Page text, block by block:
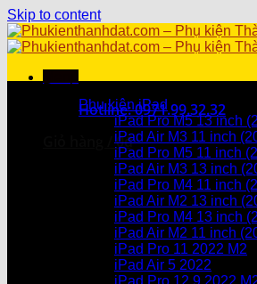
Skip to content
Hotline: 0971.99.32.32
Giỏ hàng /0₫
Chưa có sản phẩm trong giỏ
Chưa có sản phẩm trong giỏ
Danh mục sản phẩm
Phụ kiện iPad
iPad Pro M5 13 inch
iPad Air M3 11 inch
iPad Pro M5 11 inch
iPad Air M3 13 inch
iPad Pro M4 11 inch
iPad Air M2 13 inch
iPad Pro M4 13 inch
iPad Air M2 11 inch
iPad Pro 11 2022 M2
iPad Air 5 2022
iPad Pro 12.9 2022